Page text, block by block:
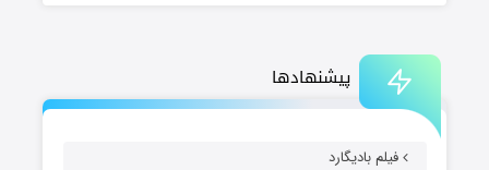
پیشنهادها
فیلم بادیگارد